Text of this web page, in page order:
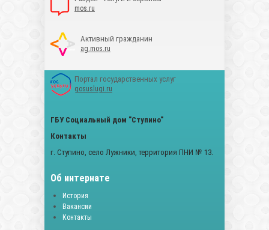
mos.ru
Активный гражданин
ag.mos.ru
Портал государственных услуг
gosuslugi.ru
ГБУ Социальный дом "Ступино"
Контакты
г. Ступино, село Лужники, территория ПНИ № 13.
Об интернате
История
Вакансии
Контакты